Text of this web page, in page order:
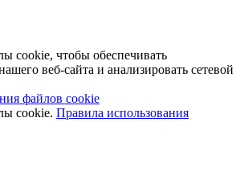
cookie, чтобы обеспечивать
веб-сайта и анализировать сетевой
файлов cookie
cookie. Правила использования